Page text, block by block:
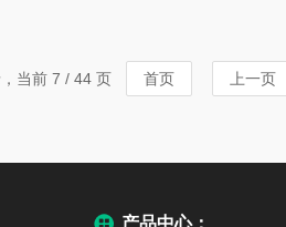
：允许移液器枪头或针头反复穿
当前 7 / 44 页 首页 上一页
产品中心：